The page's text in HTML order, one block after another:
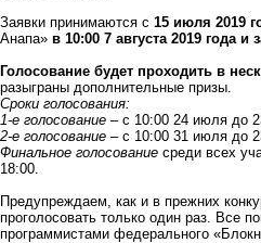
Заявки принимаются с 15 июля 2019
Анапа» в 10:00 7 августа 2019 года и
Голосование будет проходить в
разыграны дополнительные призы.
Сроки голосования:
1-е голосование – с 10:00 24 июля до
2-е голосование – с 10:00 31 июля до
Финальное голосование среди всех
18:00.
Предупреждаем, как и в прежних
проголосовать только один раз. Все
программистами федерального